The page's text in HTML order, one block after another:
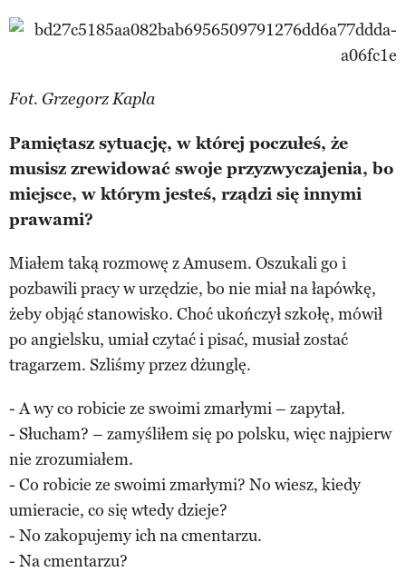
Fot. Grzegorz Kapla
Pamiętasz sytuację, w której poczułeś, że
musisz zrewidować swoje przyzwyczajenia, bo
miejsce, w którym jesteś, rządzi się innymi
prawami?
Miałem taką rozmowę z Amusem. Oszukali go i
pozbawili pracy w urzędzie, bo nie miał na łapówkę,
żeby objąć stanowisko. Choć ukończył szkołę, mówił
po angielsku, umiał czytać i pisać, musiał zostać
tragarzem. Szliśmy przez dżunglę.
- A wy co robicie ze swoimi zmarłymi – zapytał.
- Słucham? – zamyśliłem się po polsku, więc najpierw
nie zrozumiałem.
- Co robicie ze swoimi zmarłymi? No wiesz, kiedy
umieracie, co się wtedy dzieje?
- No zakopujemy ich na cmentarzu.
- Na cmentarzu?